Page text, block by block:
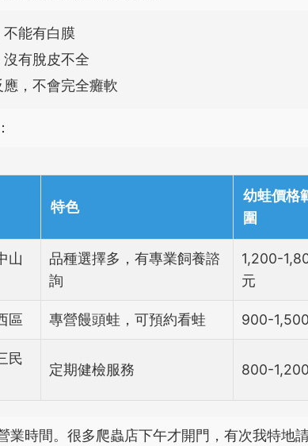
能有白膜
沒有脫皮不全
應，不會完全癱軟
特色
幼蛙價格
圍
山
品種選擇多，有專業飼養諮
詢
1,200-
元
區 專營饅頭蛙，可預約看蛙 900-
民
定期健檢服務 800-
業時間。很多爬蟲店下午才開門，有次我特地